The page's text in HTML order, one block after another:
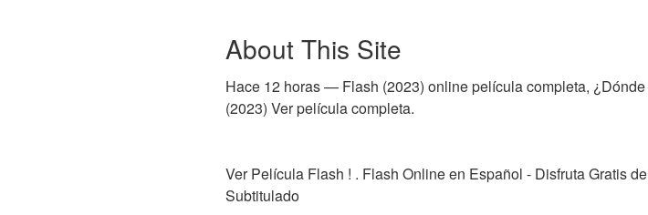
About This Site
Hace 12 horas — Flash (2023) online película completa,
(2023) Ver película completa.
Ver Película Flash ! . Flash Online en Español - Disfruta Gratis
Subtitulado